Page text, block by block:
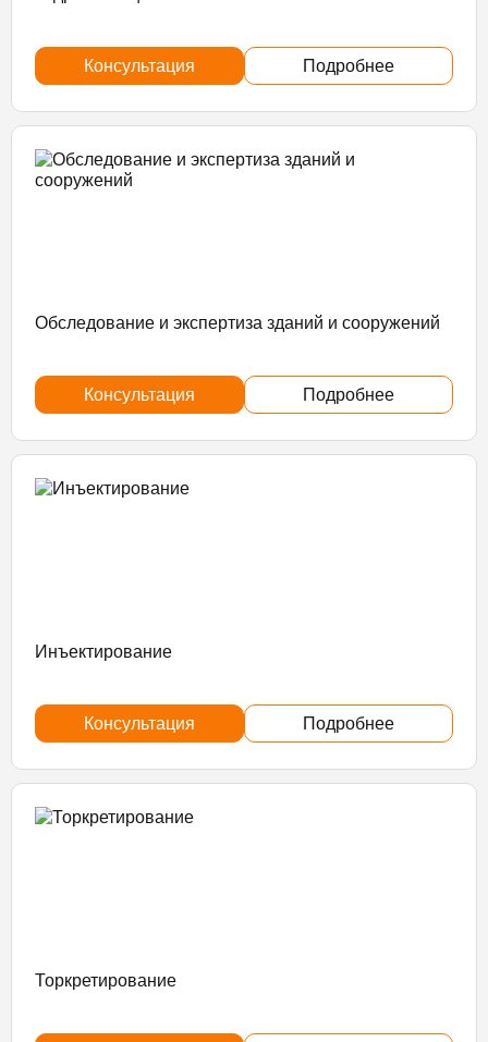
Консультация Подробнее
Обследование и экспертиза зданий и сооружений
Консультация Подробнее
Инъектирование
Консультация Подробнее
Торкретирование